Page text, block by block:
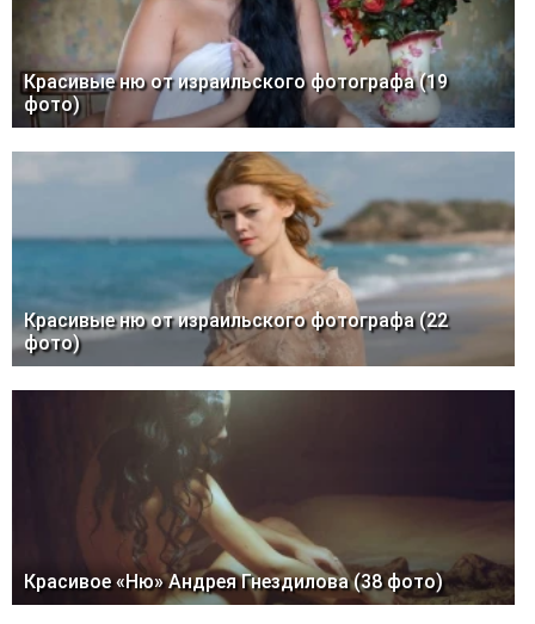
Красивые ню от израильского фотографа (19
фото)
Красивые ню от израильского фотографа (22
фото)
Красивое «Ню» Андрея Гнездилова (38 фото)